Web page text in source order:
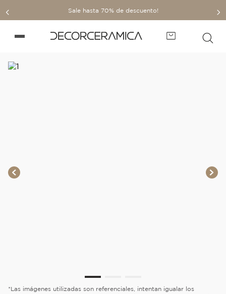
Sale hasta 70% de descuento!
*Las imágenes utilizadas son referenciales, intentan igualar los